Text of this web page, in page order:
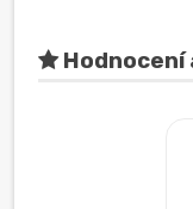
Hodnocení